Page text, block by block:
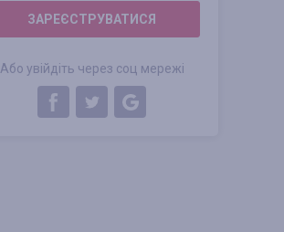
ЗАРЕЄСТРУВАТИСЯ
Або увійдіть через соц мережі